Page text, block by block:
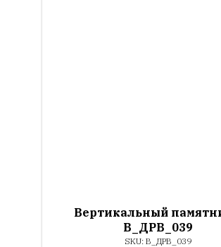
Вертикальный
В_ДРВ_039
SKU: В_ДРВ_039